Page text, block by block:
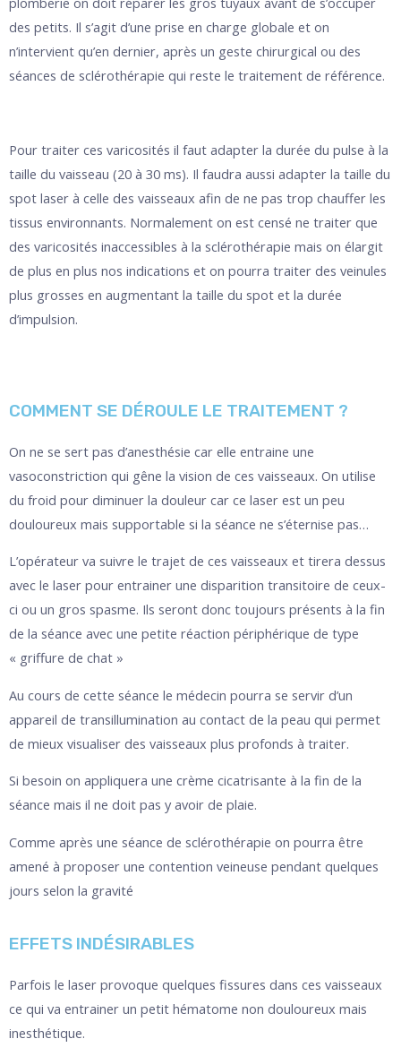
des petits. Il s’agit d’une prise en charge globale et on
n’intervient qu’en dernier, après un geste chirurgical ou des
séances de sclérothérapie qui reste le traitement de référence.
Pour traiter ces varicosités il faut adapter la durée du pulse à la
taille du vaisseau (20 à 30 ms). Il faudra aussi adapter la taille du
spot laser à celle des vaisseaux afin de ne pas trop chauffer les
tissus environnants. Normalement on est censé ne traiter que
des varicosités inaccessibles à la sclérothérapie mais on élargit
de plus en plus nos indications et on pourra traiter des veinules
plus grosses en augmentant la taille du spot et la durée
d’impulsion.
COMMENT SE DÉROULE LE TRAITEMENT ?
On ne se sert pas d’anesthésie car elle entraine une
vasoconstriction qui gêne la vision de ces vaisseaux. On utilise
du froid pour diminuer la douleur car ce laser est un peu
douloureux mais supportable si la séance ne s’éternise pas…
L’opérateur va suivre le trajet de ces vaisseaux et tirera dessus
avec le laser pour entrainer une disparition transitoire de ceux-
ci ou un gros spasme. Ils seront donc toujours présents à la fin
de la séance avec une petite réaction périphérique de type
« griffure de chat »
Au cours de cette séance le médecin pourra se servir d’un
appareil de transillumination au contact de la peau qui permet
de mieux visualiser des vaisseaux plus profonds à traiter.
Si besoin on appliquera une crème cicatrisante à la fin de la
séance mais il ne doit pas y avoir de plaie.
Comme après une séance de sclérothérapie on pourra être
amené à proposer une contention veineuse pendant quelques
jours selon la gravité
EFFETS INDÉSIRABLES
Parfois le laser provoque quelques fissures dans ces vaisseaux
ce qui va entrainer un petit hématome non douloureux mais
inesthétique.